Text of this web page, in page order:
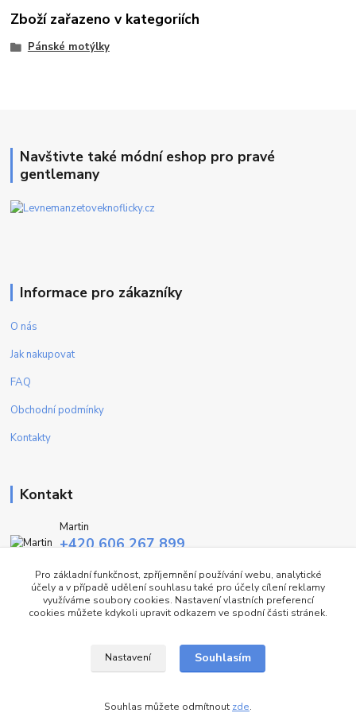
Zboží zařazeno v kategoriích
Pánské motýlky
Navštivte také módní eshop pro pravé
gentlemany
Informace pro zákazníky
O nás
Jak nakupovat
FAQ
Obchodní podmínky
Kontakty
Kontakt
Martin
+420 606 267 899
info@fashiontrend.cz
©FT
Pro základní funkčnost, zpříjemnění používání webu, analytické
účely a v případě udělení souhlasu také pro účely cílení reklamy
využíváme soubory cookies. Nastavení vlastních preferencí
cookies můžete kdykoli upravit odkazem ve spodní části stránek.
Nastavení Souhlasím
Souhlas můžete odmítnout zde.